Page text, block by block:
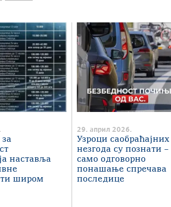
наставља
широм
29. април 2026.
Узроци саобраћајних
незгода су познати –
само одговорно
понашање спречава
последице